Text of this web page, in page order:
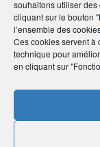
souhaitons utiliser des
cliquant sur le bouton
l’ensemble des
Ces cookies servent à
technique pour
en cliquant sur
Pour
808